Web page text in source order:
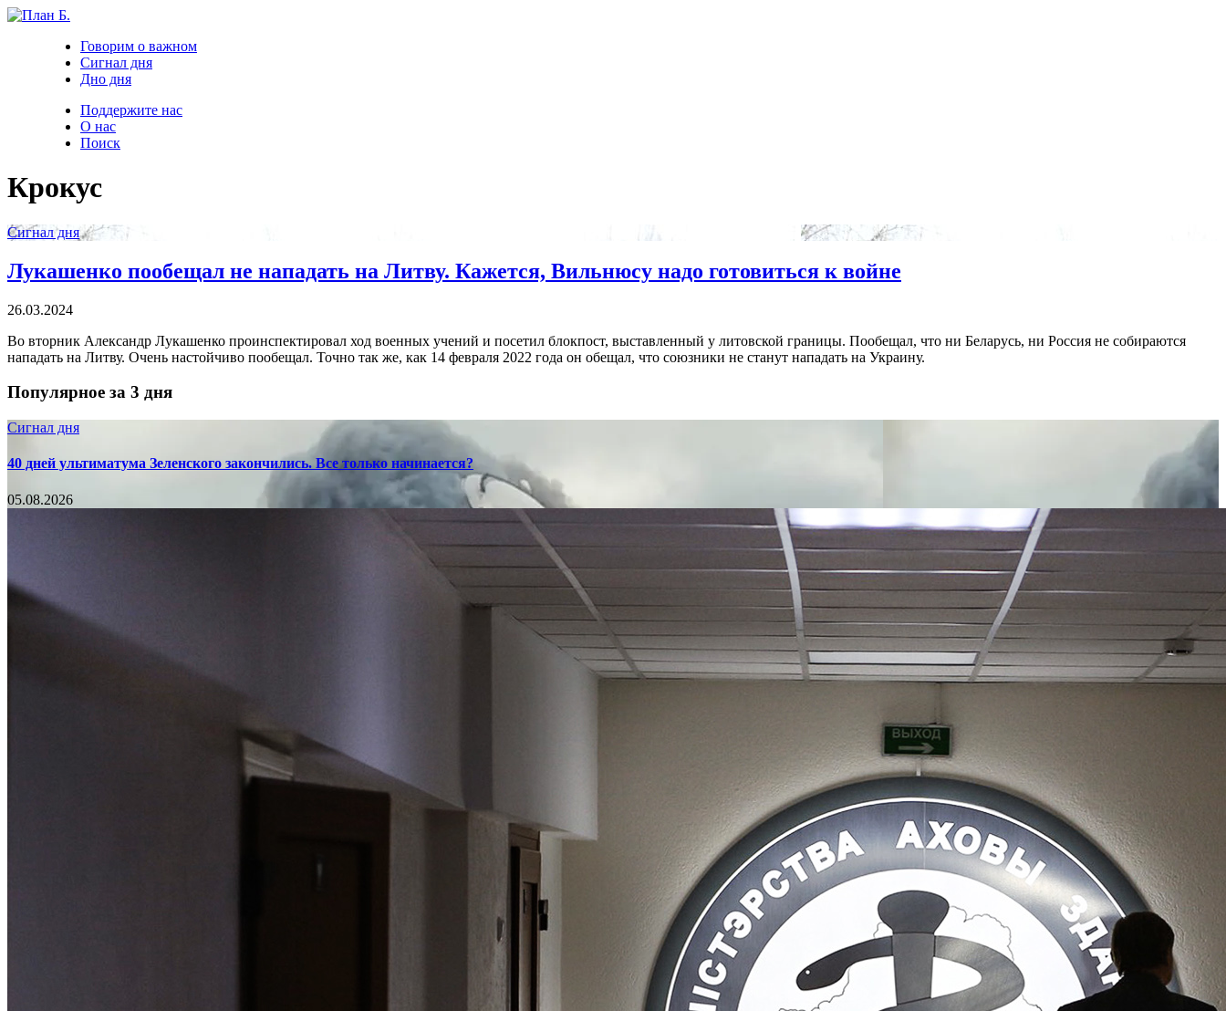
Говорим о важном
Сигнал дня
Дно дня
Поддержите нас
О нас
Поиск
Крокус
Сигнал дня
Лукашенко пообещал не нападать на Литву. Кажется, Вильнюсу надо готовиться к войне
26.03.2024
Во вторник Александр Лукашенко проинспектировал ход военных учений и посетил блокпост, выставленный у литовской границы. Пообещал, что ни Беларусь, ни Россия не собираются
нападать на Литву. Очень настойчиво пообещал. Точно так же, как 14 февраля 2022 года он обещал, что союзники не станут нападать на Украину.
Популярное за 3 дня
Сигнал дня
40 дней ультиматума Зеленского закончились. Все только начинается?
05.08.2026